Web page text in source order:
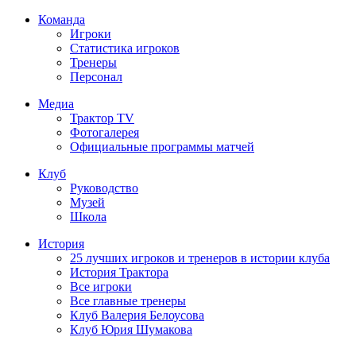
Команда
Игроки
Статистика игроков
Тренеры
Персонал
Медиа
Трактор TV
Фотогалерея
Официальные программы матчей
Клуб
Руководство
Музей
Школа
История
25 лучших игроков и тренеров в истории клуба
История Трактора
Все игроки
Все главные тренеры
Клуб Валерия Белоусова
Клуб Юрия Шумакова